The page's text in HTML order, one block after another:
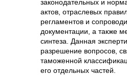
законодательных и
актов, отраслевых
регламентов и
документации, а также
синтеза. Данная
разрешение вопросов,
таможенной
его отдельных частей.